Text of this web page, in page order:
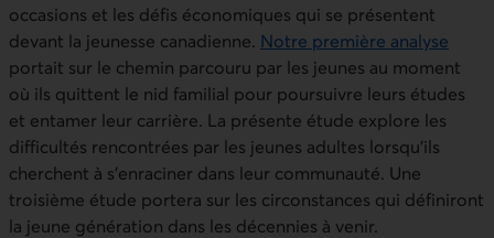
occasions et les défis économiques qui se présentent
devant la jeunesse canadienne. Notre première analyse
portait sur le chemin parcouru par les jeunes au moment
où ils quittent le nid familial pour poursuivre leurs études
et entamer leur carrière. La présente étude explore les
difficultés rencontrées par les jeunes adultes lorsqu’ils
cherchent à s’enraciner dans leur communauté. Une
troisième étude portera sur les circonstances qui définiront
la jeune génération dans les décennies à venir.